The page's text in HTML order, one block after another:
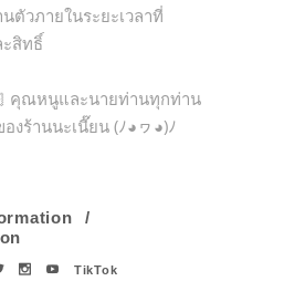
ตัวภายในระยะเวลาที่
สิทธิ์
คุณหนูและนายท่านทุกท่าน
งร้านนะเนี๊ยน (ﾉ◕ヮ◕)ﾉ
TikTok